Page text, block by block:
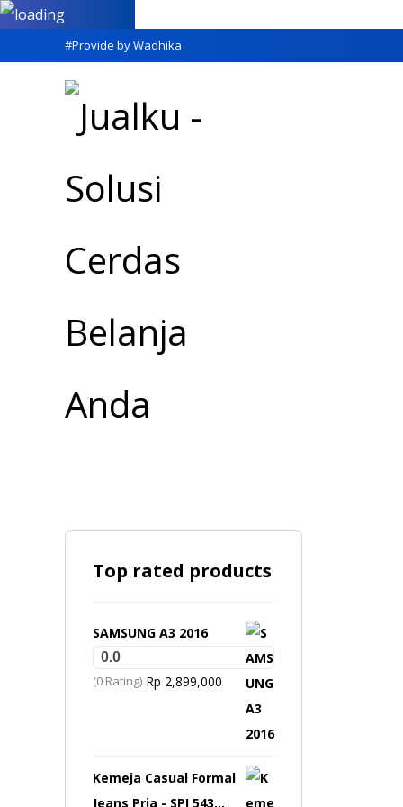
#Provide by Wadhika
Top rated products
SAMSUNG A3 2016
0.0
(0 Rating) Rp 2,899,000
Kemeja Casual Formal
Jeans Pria - SPI 543